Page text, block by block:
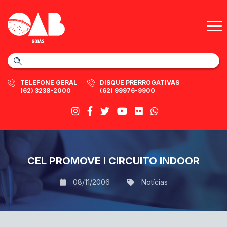
TELEFONE GERAL
(62) 3238-2000
DISQUE PRERROGATIVAS
(62) 99976-9900
CEL PROMOVE I CIRCUITO INDOOR
08/11/2006 Notícias